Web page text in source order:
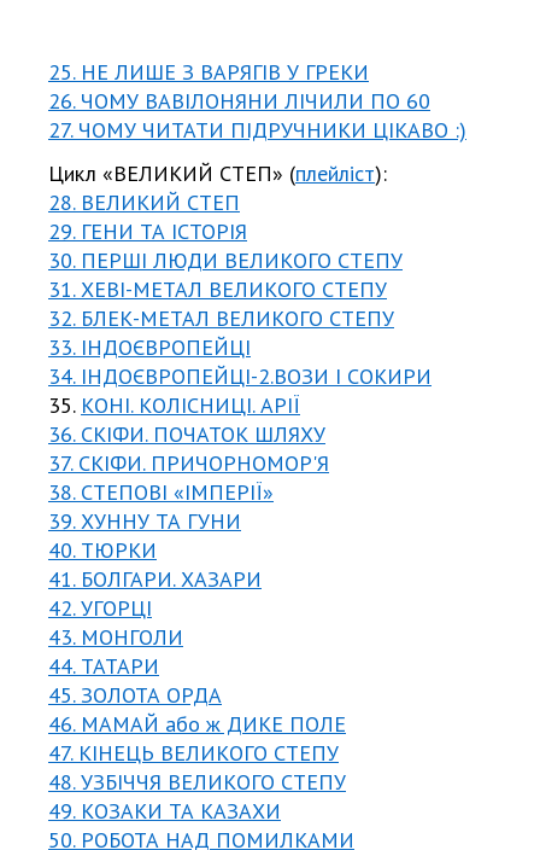
25. НЕ ЛИШЕ З ВАРЯГІВ У ГРЕКИ
26. ЧОМУ ВАВІЛОНЯНИ ЛІЧИЛИ ПО 60
27. ЧОМУ ЧИТАТИ ПІДРУЧНИКИ ЦІКАВО :)
Цикл «ВЕЛИКИЙ СТЕП» (плейліст):
28. ВЕЛИКИЙ СТЕП
29. ГЕНИ ТА ІСТОРІЯ
30. ПЕРШІ ЛЮДИ ВЕЛИКОГО СТЕПУ
31. ХЕВІ-МЕТАЛ ВЕЛИКОГО СТЕПУ
32. БЛЕК-МЕТАЛ ВЕЛИКОГО СТЕПУ
33. ІНДОЄВРОПЕЙЦІ
34. ІНДОЄВРОПЕЙЦІ-2.ВОЗИ І СОКИРИ
35. КОНІ. КОЛІСНИЦІ. АРІЇ
36. СКІФИ. ПОЧАТОК ШЛЯХУ
37. СКІФИ. ПРИЧОРНОМОР'Я
38. СТЕПОВІ «ІМПЕРІЇ»
39. ХУННУ ТА ГУНИ
40. ТЮРКИ
41. БОЛГАРИ. ХАЗАРИ
42. УГОРЦІ
43. МОНГОЛИ
44. ТАТАРИ
45. ЗОЛОТА ОРДА
46. МАМАЙ або ж ДИКЕ ПОЛЕ
47. КІНЕЦЬ ВЕЛИКОГО СТЕПУ
48. УЗБІЧЧЯ ВЕЛИКОГО СТЕПУ
49. КОЗАКИ ТА КАЗАХИ
50. РОБОТА НАД ПОМИЛКАМИ